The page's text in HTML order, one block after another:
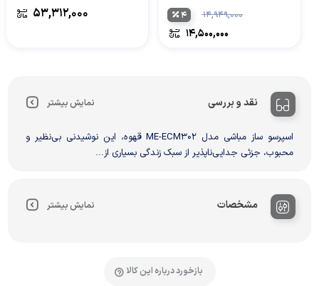
۱۴,۹۴۹,۰۰۰
۱۴,۵۰۰,۰۰۰
۴ ۵۳,۳۱۲,۰۰۰
نقد و بررسی نمایش بیشتر
اسپرسو ساز مباشی مدل ME-ECM302 قهوه، این نوشیدنی بی‌نظیر و
محبوب، جزئی جدایی‌ناپذیر از سبک زندگی بسیاری از...
مشخصات نمایش بیشتر
بازخورد درباره این کالا